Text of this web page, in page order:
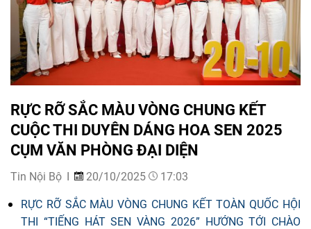
RỰC RỠ SẮC MÀU VÒNG CHUNG KẾT
CUỘC THI DUYÊN DÁNG HOA SEN 2025
CỤM VĂN PHÒNG ĐẠI DIỆN
Tin Nội Bộ 20/10/2025
17:03
RỰC RỠ SẮC MÀU VÒNG CHUNG KẾT TOÀN QUỐC HỘI
THI “TIẾNG HÁT SEN VÀNG 2026” HƯỚNG TỚI CHÀO